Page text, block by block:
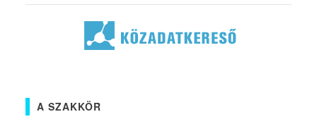
A SZAKKÖR